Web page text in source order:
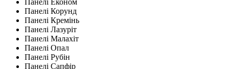
Панелі Економ
Панелі Корунд
Панелі Кремінь
Панелі Лазуріт
Панелі Малахіт
Панелі Опал
Панелі Рубін
Панелі Сапфір